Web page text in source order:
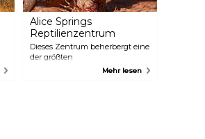
Alice Springs
Reptilienzentrum
Dieses Zentrum beherbergt eine
der größten
Reptiliensammlungen der
Mehr lesen